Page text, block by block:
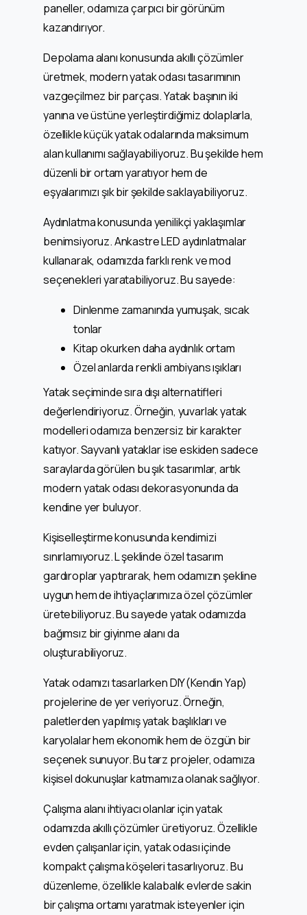
paneller, odamıza çarpıcı bir görünüm
kazandırıyor.
Depolama alanı konusunda akıllı çözümler
üretmek, modern yatak odası tasarımının
vazgeçilmez bir parçası. Yatak başının iki
yanına ve üstüne yerleştirdiğimiz dolaplarla,
özellikle küçük yatak odalarında maksimum
alan kullanımı sağlayabiliyoruz. Bu şekilde hem
düzenli bir ortam yaratıyor hem de
eşyalarımızı şık bir şekilde saklayabiliyoruz.
Aydınlatma konusunda yenilikçi yaklaşımlar
benimsiyoruz. Ankastre LED aydınlatmalar
kullanarak, odamızda farklı renk ve mod
seçenekleri yaratabiliyoruz. Bu sayede:
Dinlenme zamanında yumuşak, sıcak
tonlar
Kitap okurken daha aydınlık ortam
Özel anlarda renkli ambiyans ışıkları
Yatak seçiminde sıra dışı alternatifleri
değerlendiriyoruz. Örneğin, yuvarlak yatak
modelleri odamıza benzersiz bir karakter
katıyor. Sayvanlı yataklar ise eskiden sadece
saraylarda görülen bu şık tasarımlar, artık
modern yatak odası dekorasyonunda da
kendine yer buluyor.
Kişiselleştirme konusunda kendimizi
sınırlamıyoruz. L şeklinde özel tasarım
gardıroplar yaptırarak, hem odamızın şekline
uygun hem de ihtiyaçlarımıza özel çözümler
üretebiliyoruz. Bu sayede yatak odamızda
bağımsız bir giyinme alanı da
oluşturabiliyoruz.
Yatak odamızı tasarlarken DIY (Kendin Yap)
projelerine de yer veriyoruz. Örneğin,
paletlerden yapılmış yatak başlıkları ve
karyolalar hem ekonomik hem de özgün bir
seçenek sunuyor. Bu tarz projeler, odamıza
kişisel dokunuşlar katmamıza olanak sağlıyor.
Çalışma alanı ihtiyacı olanlar için yatak
odamızda akıllı çözümler üretiyoruz. Özellikle
evden çalışanlar için, yatak odası içinde
kompakt çalışma köşeleri tasarlıyoruz. Bu
düzenleme, özellikle kalabalık evlerde sakin
bir çalışma ortamı yaratmak isteyenler için